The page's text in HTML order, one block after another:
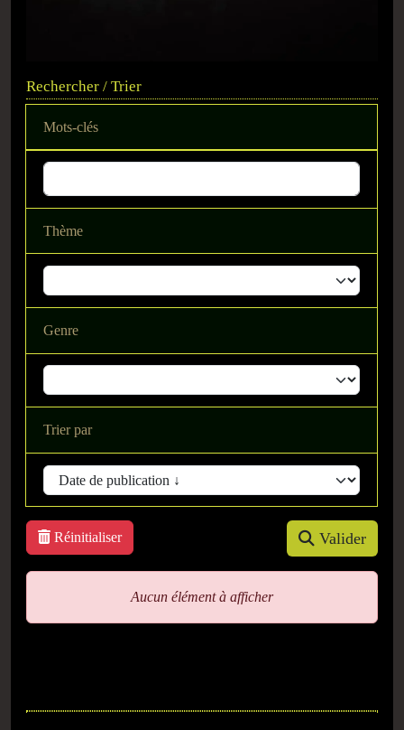
Rechercher / Trier
Mots-clés
Thème
Genre
Trier par
Valider
Réinitialiser
Aucun élément à afficher